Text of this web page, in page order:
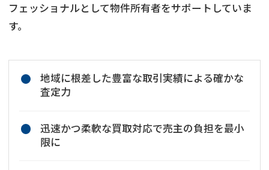
フェッショナルとして物件所有者をサポートしていま
す。
地域に根差した豊富な取引実績による確かな
査定力
迅速かつ柔軟な買取対応で売主の負担を最小
限に